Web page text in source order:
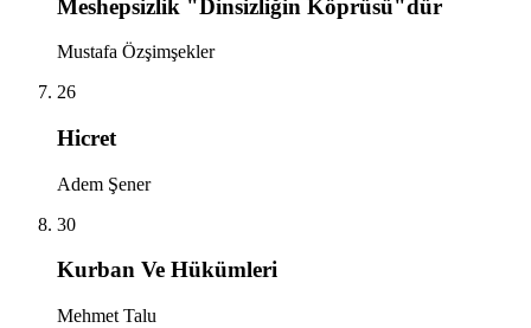
Meshepsizlik "Dinsizliğin Köprüsü"dür
Mustafa Özşimşekler
26
Hicret
Adem Şener
30
Kurban Ve Hükümleri
Mehmet Talu